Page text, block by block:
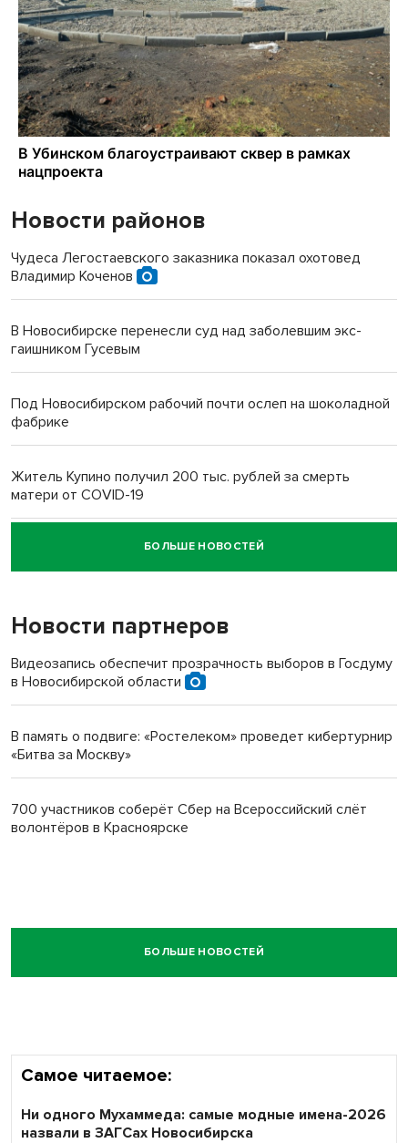
Новости районов
Чудеса Легостаевского заказника показал охотовед
Владимир Коченов
В Новосибирске перенесли суд над заболевшим экс-
гаишником Гусевым
Под Новосибирском рабочий почти ослеп на шоколадной
фабрике
Житель Купино получил 200 тыс. рублей за смерть
матери от COVID-19
Новосибирский суд наказал водителя за смерть
пенсионерки на вокзале
БОЛЬШЕ НОВОСТЕЙ
Новости партнеров
Видеозапись обеспечит прозрачность выборов в Госдуму
в Новосибирской области
В память о подвиге: «Ростелеком» проведет кибертурнир
«Битва за Москву»
700 участников соберёт Сбер на Всероссийский слёт
волонтёров в Красноярске
БОЛЬШЕ НОВОСТЕЙ
Самое читаемое:
Ни одного Мухаммеда: самые модные имена-2026
назвали в ЗАГСах Новосибирска